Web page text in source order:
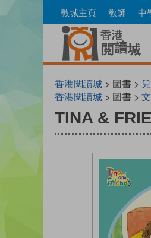
to
教城主頁 教師 中
香港閱讀城 > 圖書 >
香港閱讀城 > 圖書 >
TINA &